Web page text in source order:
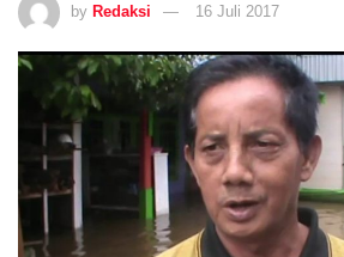
by Redaksi 16 Juli 2017